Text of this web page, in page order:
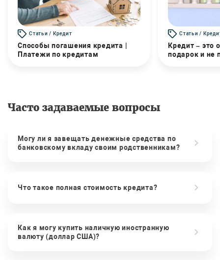
Статьи / Кредит
Способы погашения кредита |
Платежи по кредитам
Статьи /
Кредит – это
подарок и не
Часто задаваемые вопросы
Могу ли я завещать денежные средства по
банковскому вкладу своим родственникам?
Что такое полная стоимость кредита?
Как я могу купить наличную иностранную
валюту (доллар США)?